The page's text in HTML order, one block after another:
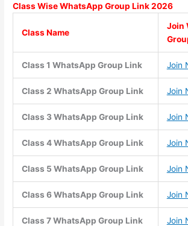
Class Wise WhatsApp GroupLink 2026
Class Name
Join
Class 1 WhatsApp Group Link Join
Class 2 WhatsApp Group Link Join
Class 3 WhatsApp Group Link Join
Class 4 WhatsApp Group Link Join
Class 5 WhatsApp Group Link Join
Class 6 WhatsApp Group Link Join
Class 7 WhatsApp Group Link Join